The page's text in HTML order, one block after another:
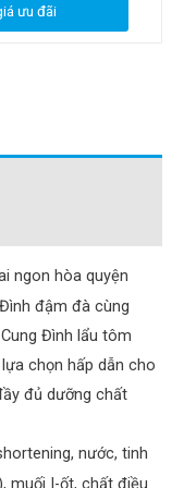
ưu đãi
ngon hòa quyện
đậm đà cùng
Đình lẩu tôm
chọn hấp dẫn cho
đủ dưỡng chất
nước, tinh
muối I-ốt, chất điều